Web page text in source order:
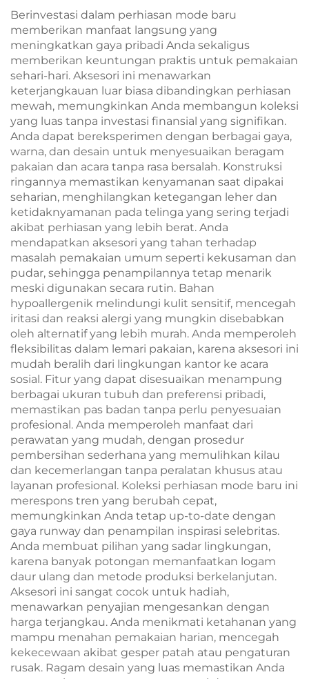
Tahan Karat Berlapis
Emas 18K Marrinu —
Ringan dan Elegan
Berinvestasi dalam perhiasan mode baru
memberikan manfaat langsung yang
meningkatkan gaya pribadi Anda sekaligus
memberikan keuntungan praktis untuk pemakaian
sehari-hari. Aksesori ini menawarkan
keterjangkauan luar biasa dibandingkan perhiasan
mewah, memungkinkan Anda membangun koleksi
yang luas tanpa investasi finansial yang signifikan.
Anda dapat bereksperimen dengan berbagai gaya,
warna, dan desain untuk menyesuaikan beragam
pakaian dan acara tanpa rasa bersalah. Konstruksi
ringannya memastikan kenyamanan saat dipakai
seharian, menghilangkan ketegangan leher dan
ketidaknyamanan pada telinga yang sering terjadi
akibat perhiasan yang lebih berat. Anda
mendapatkan aksesori yang tahan terhadap
masalah pemakaian umum seperti kekusaman dan
pudar, sehingga penampilannya tetap menarik
meski digunakan secara rutin. Bahan
hypoallergenik melindungi kulit sensitif, mencegah
iritasi dan reaksi alergi yang mungkin disebabkan
oleh alternatif yang lebih murah. Anda memperoleh
fleksibilitas dalam lemari pakaian, karena aksesori ini
mudah beralih dari lingkungan kantor ke acara
sosial. Fitur yang dapat disesuaikan menampung
berbagai ukuran tubuh dan preferensi pribadi,
memastikan pas badan tanpa perlu penyesuaian
profesional. Anda memperoleh manfaat dari
perawatan yang mudah, dengan prosedur
pembersihan sederhana yang memulihkan kilau
dan kecemerlangan tanpa peralatan khusus atau
layanan profesional. Koleksi perhiasan mode baru ini
merespons tren yang berubah cepat,
memungkinkan Anda tetap up-to-date dengan
gaya runway dan penampilan inspirasi selebritas.
Anda membuat pilihan yang sadar lingkungan,
karena banyak potongan memanfaatkan logam
daur ulang dan metode produksi berkelanjutan.
Aksesori ini sangat cocok untuk hadiah,
menawarkan penyajian mengesankan dengan
harga terjangkau. Anda menikmati ketahanan yang
mampu menahan pemakaian harian, mencegah
kekecewaan akibat gesper patah atau pengaturan
rusak. Ragam desain yang luas memastikan Anda